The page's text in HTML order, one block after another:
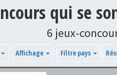
qui se
6 jeux-
Affichage Filtre pays